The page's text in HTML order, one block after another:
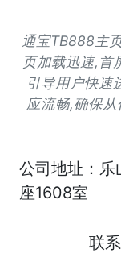
通宝TB888主
页加载迅速,首
引导用户快速
应流畅,确保
公司地址：乐
座1608室
联